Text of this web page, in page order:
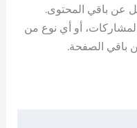
عن باقي المحتوى.
أو أي نوع من
باقي الصفحة.